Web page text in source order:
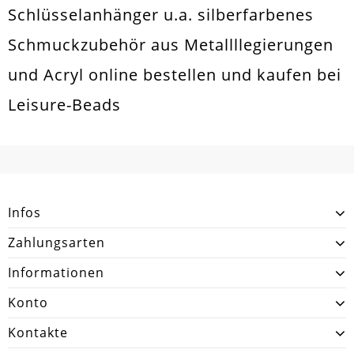
Schlüsselanhänger u.a. silberfarbenes
Schmuckzubehör aus Metallllegierungen
und Acryl online bestellen und kaufen bei
Leisure-Beads
Infos
Zahlungsarten
Informationen
Konto
Kontakte